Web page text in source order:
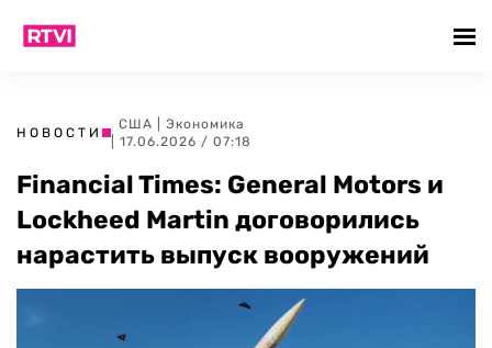
НОВОСТИ
США
Экономика
| 17.06.2026 / 07:18
Financial Times: General Motors и
Lockheed Martin договорились
нарастить выпуск вооружений